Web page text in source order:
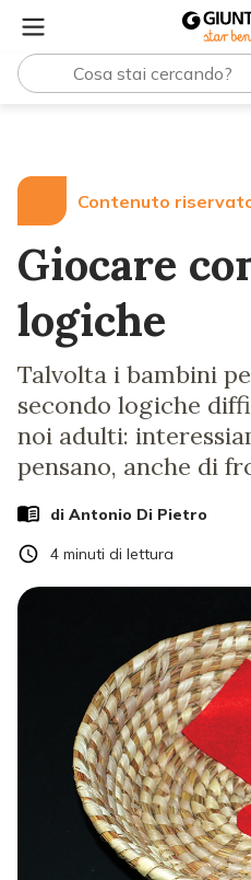
Contenuto
Giocare
logiche
Talvolta i bambini
secondo logiche
noi adulti:
pensano, anche di
di Antonio Di Pietro
4 minuti di lettura